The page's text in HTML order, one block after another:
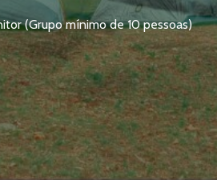
(Grupo mínimo de 10 pessoas)